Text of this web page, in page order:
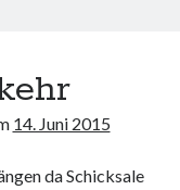
14. Juni 2015
da Schicksale